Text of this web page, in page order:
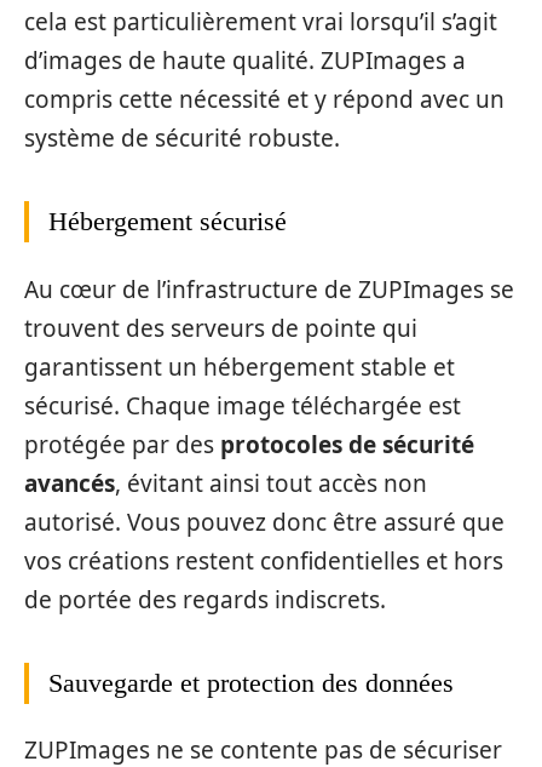
cela est particulièrement vrai lorsqu’il s’agit
d’images de haute qualité. ZUPImages a
compris cette nécessité et y répond avec un
système de sécurité robuste.
Hébergement sécurisé
Au cœur de l’infrastructure de ZUPImages se
trouvent des serveurs de pointe qui
garantissent un hébergement stable et
sécurisé. Chaque image téléchargée est
protégée par des protocoles de sécurité
avancés, évitant ainsi tout accès non
autorisé. Vous pouvez donc être assuré que
vos créations restent confidentielles et hors
de portée des regards indiscrets.
Sauvegarde et protection des données
ZUPImages ne se contente pas de sécuriser